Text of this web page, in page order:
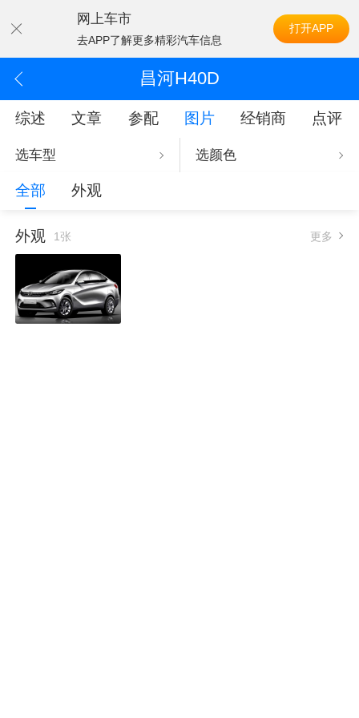
网上车市
去APP了解更多精彩汽车信息
打开APP
昌河H40D
综述 文章 参配 图片 经销商 点评
选车型 选颜色
全部 外观
外观 1张 更多